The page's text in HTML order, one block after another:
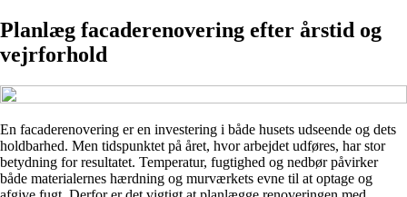
Planlæg facaderenovering efter årstid og
vejrforhold
En facaderenovering er en investering i både husets udseende og dets
holdbarhed. Men tidspunktet på året, hvor arbejdet udføres, har stor
betydning for resultatet. Temperatur, fugtighed og nedbør påvirker
både materialernes hærdning og murværkets evne til at optage og